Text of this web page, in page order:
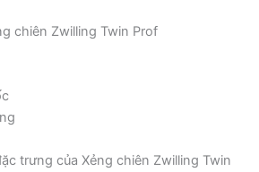
chiên Zwilling Twin Prof
trưng của Xẻng chiên Zwilling Twin